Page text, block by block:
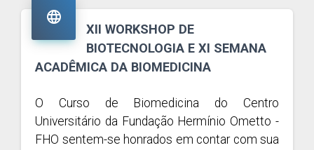

XII WORKSHOP DE
BIOTECNOLOGIA E XI SEMANA
ACADÊMICA DA BIOMEDICINA
O Curso de Biomedicina do Centro
Universitário da Fundação Hermínio Ometto -
FHO sentem-se honrados em contar com sua